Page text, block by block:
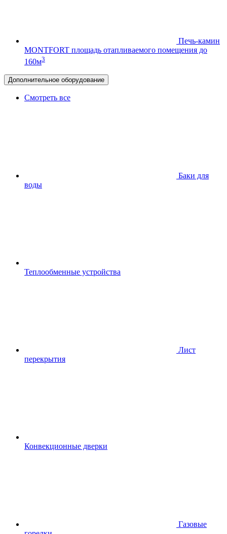
Печь-камин
MONTFORT площадь отапливаемого помещения до
160м3
Дополнительное оборудование
Смотреть все
Баки для
воды
Теплообменные устройства
Лист
перекрытия
Конвекционные дверки
Газовые